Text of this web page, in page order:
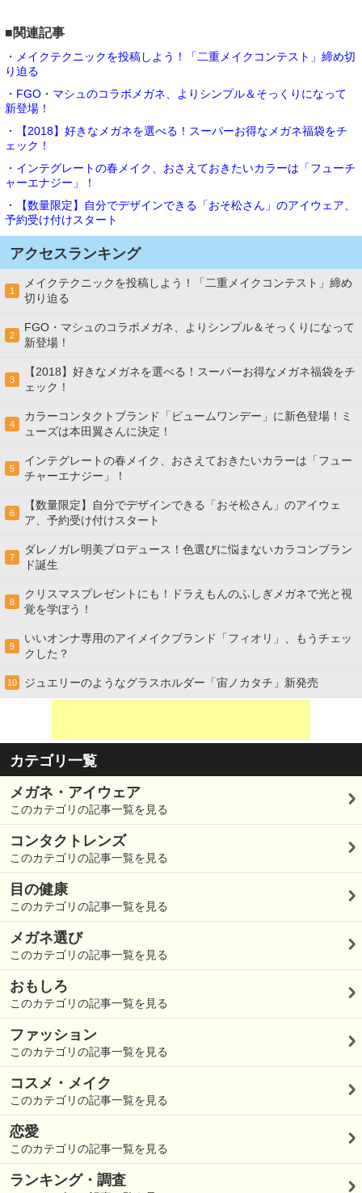
■関連記事
・メイクテクニックを投稿しよう！「二重メイクコンテスト」締め切
り迫る
・FGO・マシュのコラボメガネ、よりシンプル＆そっくりになって
新登場！
・【2018】好きなメガネを選べる！スーパーお得なメガネ福袋をチ
ェック！
・インテグレートの春メイク、おさえておきたいカラーは「フューチ
ャーエナジー」！
・【数量限定】自分でデザインできる「おそ松さん」のアイウェア、
予約受け付けスタート
アクセスランキング
1
メイクテクニックを投稿しよう！「二重メイクコンテスト」締め
切り迫る
2
FGO・マシュのコラボメガネ、よりシンプル＆そっくりになって
新登場！
3
【2018】好きなメガネを選べる！スーパーお得なメガネ福袋をチ
ェック！
4
カラーコンタクトブランド「ビュームワンデー」に新色登場！ミ
ューズは本田翼さんに決定！
5
インテグレートの春メイク、おさえておきたいカラーは「フュー
チャーエナジー」！
6
【数量限定】自分でデザインできる「おそ松さん」のアイウェ
ア、予約受け付けスタート
7
ダレノガレ明美プロデュース！色選びに悩まないカラコンブラン
ド誕生
8
クリスマスプレゼントにも！ドラえもんのふしぎメガネで光と視
覚を学ぼう！
9
いいオンナ専用のアイメイクブランド「フィオリ」、もうチェッ
クした？
10 ジュエリーのようなグラスホルダー「宙ノカタチ」新発売
カテゴリ一覧
メガネ・アイウェア
このカテゴリの記事一覧を見る
コンタクトレンズ
このカテゴリの記事一覧を見る
目の健康
このカテゴリの記事一覧を見る
メガネ選び
このカテゴリの記事一覧を見る
おもしろ
このカテゴリの記事一覧を見る
ファッション
このカテゴリの記事一覧を見る
コスメ・メイク
このカテゴリの記事一覧を見る
恋愛
このカテゴリの記事一覧を見る
ランキング・調査